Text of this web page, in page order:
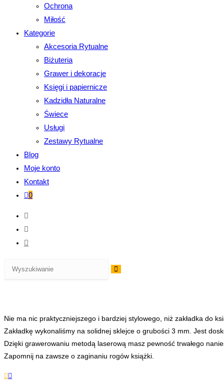
Ochrona
Miłość
Kategorie
Akcesoria Rytualne
Biżuteria
Grawer i dekoracje
Księgi i papiernicze
Kadzidła Naturalne
Świece
Usługi
Zestawy Rytualne
Blog
Moje konto
Kontakt
0
Nie ma nic praktyczniejszego i bardziej stylowego, niż zakładka do
Zakładkę wykonaliśmy na solidnej sklejce o grubości 3 mm. Jest
Dzięki grawerowaniu metodą laserową masz pewność trwałego
Zapomnij na zawsze o zaginaniu rogów książki.